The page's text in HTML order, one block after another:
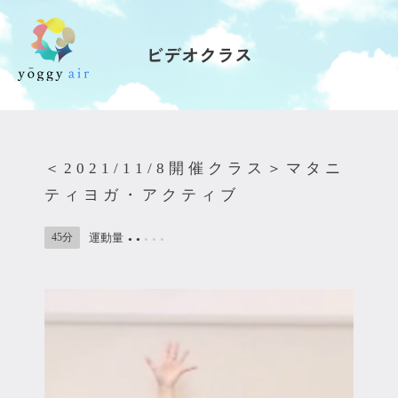
受講の流れ
インストラクター一覧
FAQ / お問い合わせ
yoggy magazine
ビデオクラス
＜2021/11/8開催クラス＞マタニ
ティヨガ・アクティブ
45分 運動量 ● ● ● ● ●